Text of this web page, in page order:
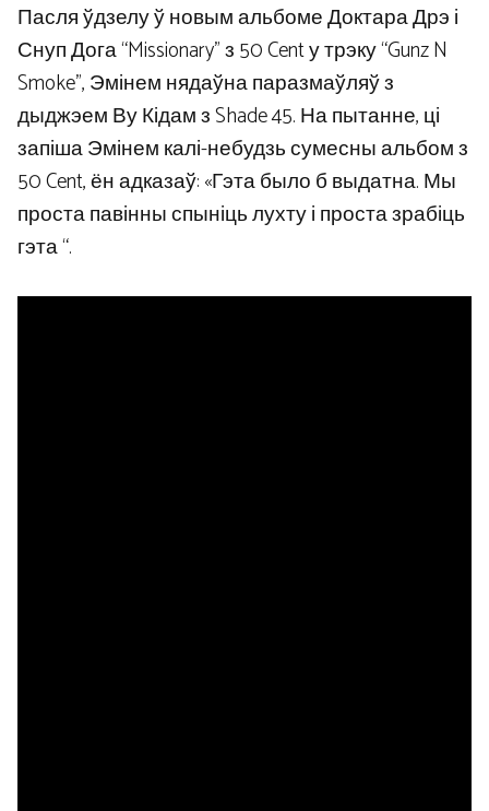
Пасля ўдзелу ў новым альбоме Доктара Дрэ і
Снуп Дога “Missionary” з 50 Cent у трэку “Gunz N
Smoke”, Эмінем нядаўна паразмаўляў з
дыджэем Ву Кідам з Shade 45. На пытанне, ці
запіша Эмінем калі-небудзь сумесны альбом з
50 Cent, ён адказаў: «Гэта было б выдатна. Мы
проста павінны спыніць лухту і проста зрабіць
гэта “.